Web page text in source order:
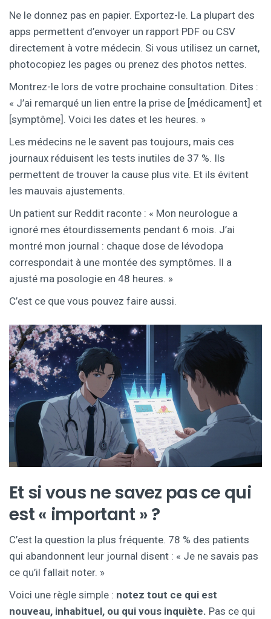
Ne le donnez pas en papier. Exportez-le. La plupart des
apps permettent d’envoyer un rapport PDF ou CSV
directement à votre médecin. Si vous utilisez un carnet,
photocopiez les pages ou prenez des photos nettes.
Montrez-le lors de votre prochaine consultation. Dites :
« J’ai remarqué un lien entre la prise de [médicament] et
[symptôme]. Voici les dates et les heures. »
Les médecins ne le savent pas toujours, mais ces
journaux réduisent les tests inutiles de 37 %. Ils
permettent de trouver la cause plus vite. Et ils évitent
les mauvais ajustements.
Un patient sur Reddit raconte : « Mon neurologue a
ignoré mes étourdissements pendant 6 mois. J’ai
montré mon journal : chaque dose de lévodopa
correspondait à une montée des symptômes. Il a
ajusté ma posologie en 48 heures. »
C’est ce que vous pouvez faire aussi.
Et si vous ne savez pas ce qui
est « important » ?
C’est la question la plus fréquente. 78 % des patients
qui abandonnent leur journal disent : « Je ne savais pas
ce qu’il fallait noter. »
Voici une règle simple : notez tout ce qui est
nouveau, inhabituel, ou qui vous inquiète. Pas ce qui